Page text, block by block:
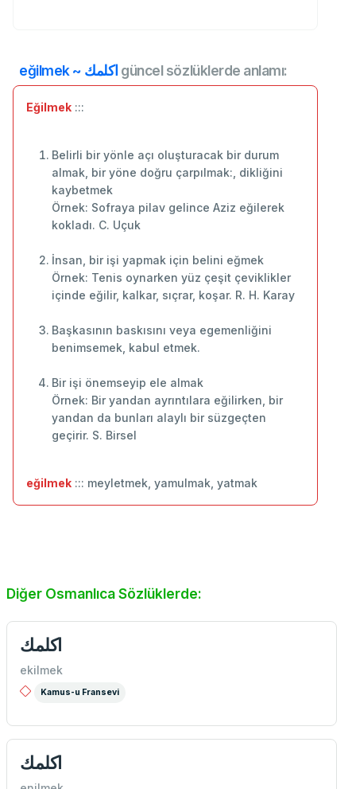
eğilmek ~ اكلمك güncel sözlüklerde anlamı:
Eğilmek :::
Belirli bir yönle açı oluşturacak bir durum
almak, bir yöne doğru çarpılmak:, dikliğini
kaybetmek
Örnek: Sofraya pilav gelince Aziz eğilerek
kokladı. C. Uçuk
İnsan, bir işi yapmak için belini eğmek
Örnek: Tenis oynarken yüz çeşit çeviklikler
içinde eğilir, kalkar, sıçrar, koşar. R. H. Karay
Başkasının baskısını veya egemenliğini
benimsemek, kabul etmek.
Bir işi önemseyip ele almak
Örnek: Bir yandan ayrıntılara eğilirken, bir
yandan da bunları alaylı bir süzgeçten
geçirir. S. Birsel
eğilmek ::: meyletmek, yamulmak, yatmak
Diğer Osmanlıca Sözlüklerde:
اكلمك
ekilmek
Kamus-u Fransevi
اكلمك